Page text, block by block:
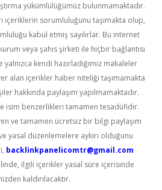
yükümlülüğümüz bulunmamaktadır.
içeriklerin sorumluluğunu taşımakta olup,
kabul etmiş sayılırlar. Bu internet
veya şahıs şirketi ile hiçbir bağlantısı
kendi hazırladığımız makaleler
alan içerikler haber niteliği taşımamakta
hakkında paylaşım yapılmamaktadır.
isim benzerlikleri tamamen tesadüfidir.
ve tamamen ücretsiz bir bilgi paylaşım
yasal düzenlemelere aykırı olduğunu
backlinkpanelicomtr@gmail.com
ilgili içerikler yasal süre içerisinde
kaldırılacaktır.